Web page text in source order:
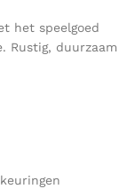
het speelgoed
Rustig, duurzaam